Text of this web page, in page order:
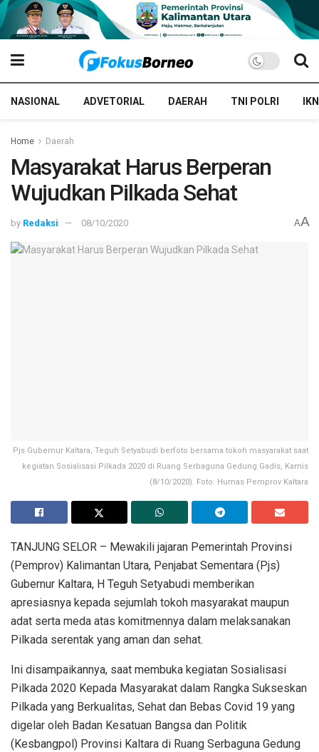
NASIONAL ADVETORIAL DAERAH TNI POLRI IKN
Home Daerah
Masyarakat Harus Berperan
Wujudkan Pilkada Sehat
by Redaksi 08/10/2020 AA
Pjs Gubernur Kaltara, Teguh Setyabudi berfoto bersama tokoh masyarakat saat
kegiatan Sosialisasi Pilkada 2020 di Ruang Serbaguna Gedung Gadis, Kamis
(8/10/2020). Foto: Humas Pemprov Kaltara
TANJUNG SELOR – Mewakili jajaran Pemerintah Provinsi
(Pemprov) Kalimantan Utara, Penjabat Sementara (Pjs)
Gubernur Kaltara, H Teguh Setyabudi memberikan
apresiasnya kepada sejumlah tokoh masyarakat maupun
adat serta meda atas komitmennya dalam melaksanakan
Pilkada serentak yang aman dan sehat.
Ini disampaikannya, saat membuka kegiatan Sosialisasi
Pilkada 2020 Kepada Masyarakat dalam Rangka Sukseskan
Pilkada yang Berkualitas, Sehat dan Bebas Covid 19 yang
digelar oleh Badan Kesatuan Bangsa dan Politik
(Kesbangpol) Provinsi Kaltara di Ruang Serbaguna Gedung